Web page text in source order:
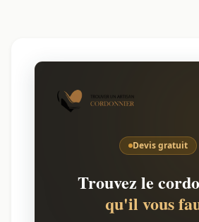
Devis gratuit
Trouvez le
qu'il vous